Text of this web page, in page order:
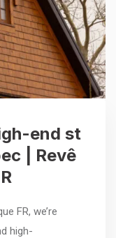
end st
| Revê
FR, we’re
high-